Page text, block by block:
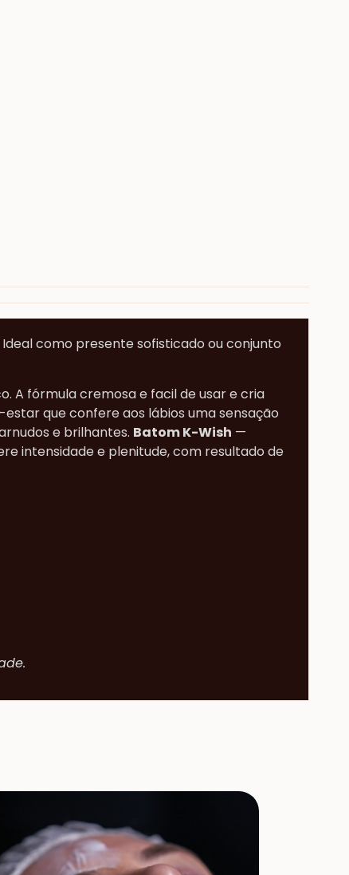
como presente sofisticado ou conjunto
A fórmula cremosa e facil de usar e cria
que confere aos lábios uma sensação
e brilhantes. Batom K-Wish —
intensidade e plenitude, com resultado de